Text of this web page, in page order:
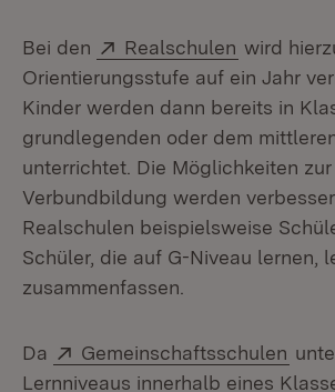
Bei den Extern:
Realschulen (Öffnet in
wird
Orientierungsstufe auf ein Jahr
Kinder werden dann bereits in
grundlegenden oder dem
unterrichtet. Die Möglichkeiten zur
Verbundbildung werden
Realschulen beispielsweise
Schüler, die auf G-Niveau lernen,
zusammenfassen.
Da Extern:
Gemeinschaftsschulen
Lernniveaus innerhalb eines